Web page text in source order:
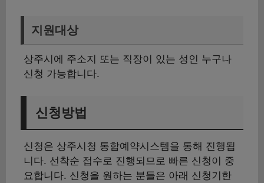
지원대상
상주시에 주소지 또는 직장이 있는 성인 누구나
신청 가능합니다.
신청방법
신청은 상주시청 통합예약시스템을 통해 진행됩
니다. 선착순 접수로 진행되므로 빠른 신청이 중
요합니다. 신청을 원하는 분들은 아래 신청기한